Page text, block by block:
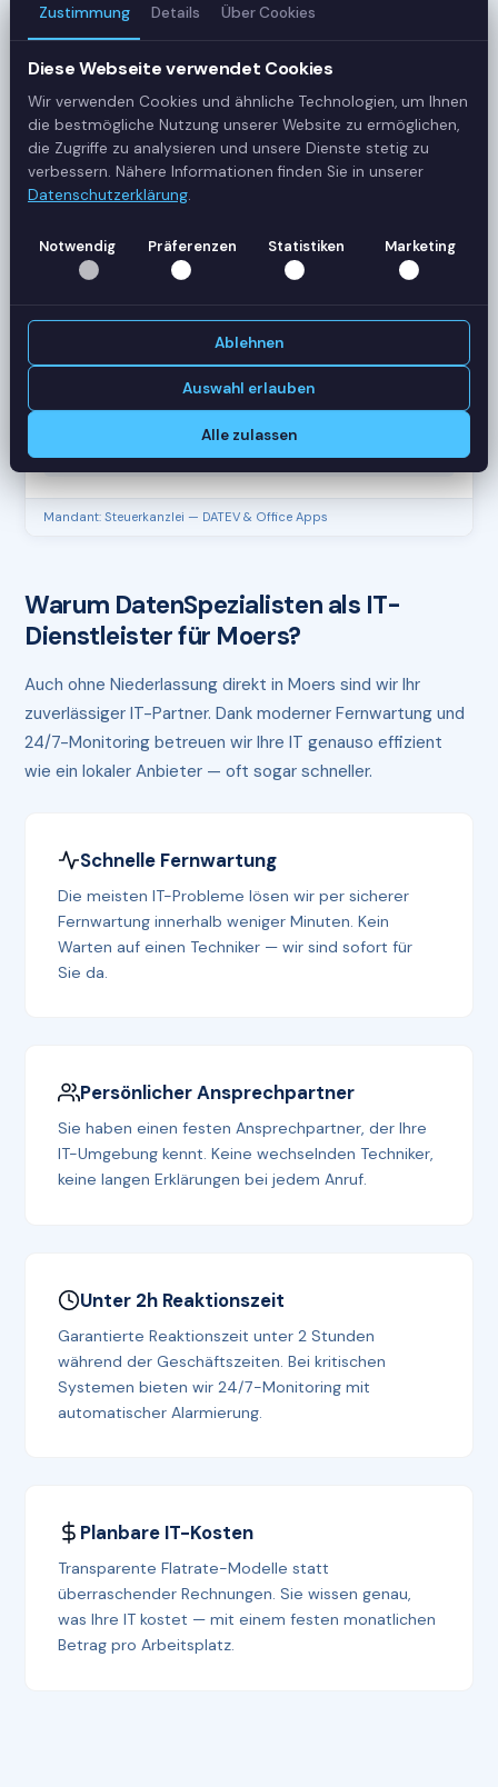
3
42
Sessions
SERVER-AUSLASTUNG
RDS-SRV01
18 Sessions
RAM
78%
RDS-SRV02
14 Sessions
RAM
61%
Mandant: Steuerkanzlei — DATEV & Office Apps
Warum DatenSpezialisten als IT-
Dienstleister für Moers?
Auch ohne Niederlassung direkt in Moers sind wir Ihr
zuverlässiger IT-Partner. Dank moderner Fernwartung und
24/7-Monitoring betreuen wir Ihre IT genauso effizient
wie ein lokaler Anbieter — oft sogar schneller.
Schnelle Fernwartung
Die meisten IT-Probleme lösen wir per sicherer
Fernwartung innerhalb weniger Minuten. Kein
Warten auf einen Techniker — wir sind sofort für
Sie da.
Persönlicher Ansprechpartner
Sie haben einen festen Ansprechpartner, der Ihre
IT-Umgebung kennt. Keine wechselnden Techniker,
keine langen Erklärungen bei jedem Anruf.
Unter 2h Reaktionszeit
Garantierte Reaktionszeit unter 2 Stunden
während der Geschäftszeiten. Bei kritischen
Systemen bieten wir 24/7-Monitoring mit
automatischer Alarmierung.
Planbare IT-Kosten
Transparente Flatrate-Modelle statt
überraschender Rechnungen. Sie wissen genau,
was Ihre IT kostet — mit einem festen monatlichen
Betrag pro Arbeitsplatz.
Zustimmung Details Über Cookies
Diese Webseite verwendet Cookies
Wir verwenden Cookies und ähnliche Technologien, um Ihnen
die bestmögliche Nutzung unserer Website zu ermöglichen,
die Zugriffe zu analysieren und unsere Dienste stetig zu
verbessern. Nähere Informationen finden Sie in unserer
Datenschutzerklärung.
Notwendig Präferenzen Statistiken Marketing
Ablehnen
Auswahl erlauben
Alle zulassen